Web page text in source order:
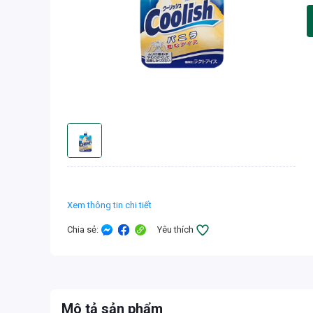
Xem thông tin chi tiết
Chia sẻ: Yêu thích
Mô tả sản phẩm